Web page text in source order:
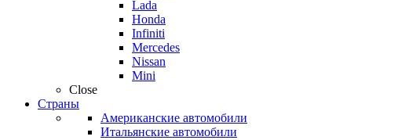
Lada
Honda
Infiniti
Mercedes
Nissan
Mini
Close
Страны
Американские автомобили
Итальянские автомобили